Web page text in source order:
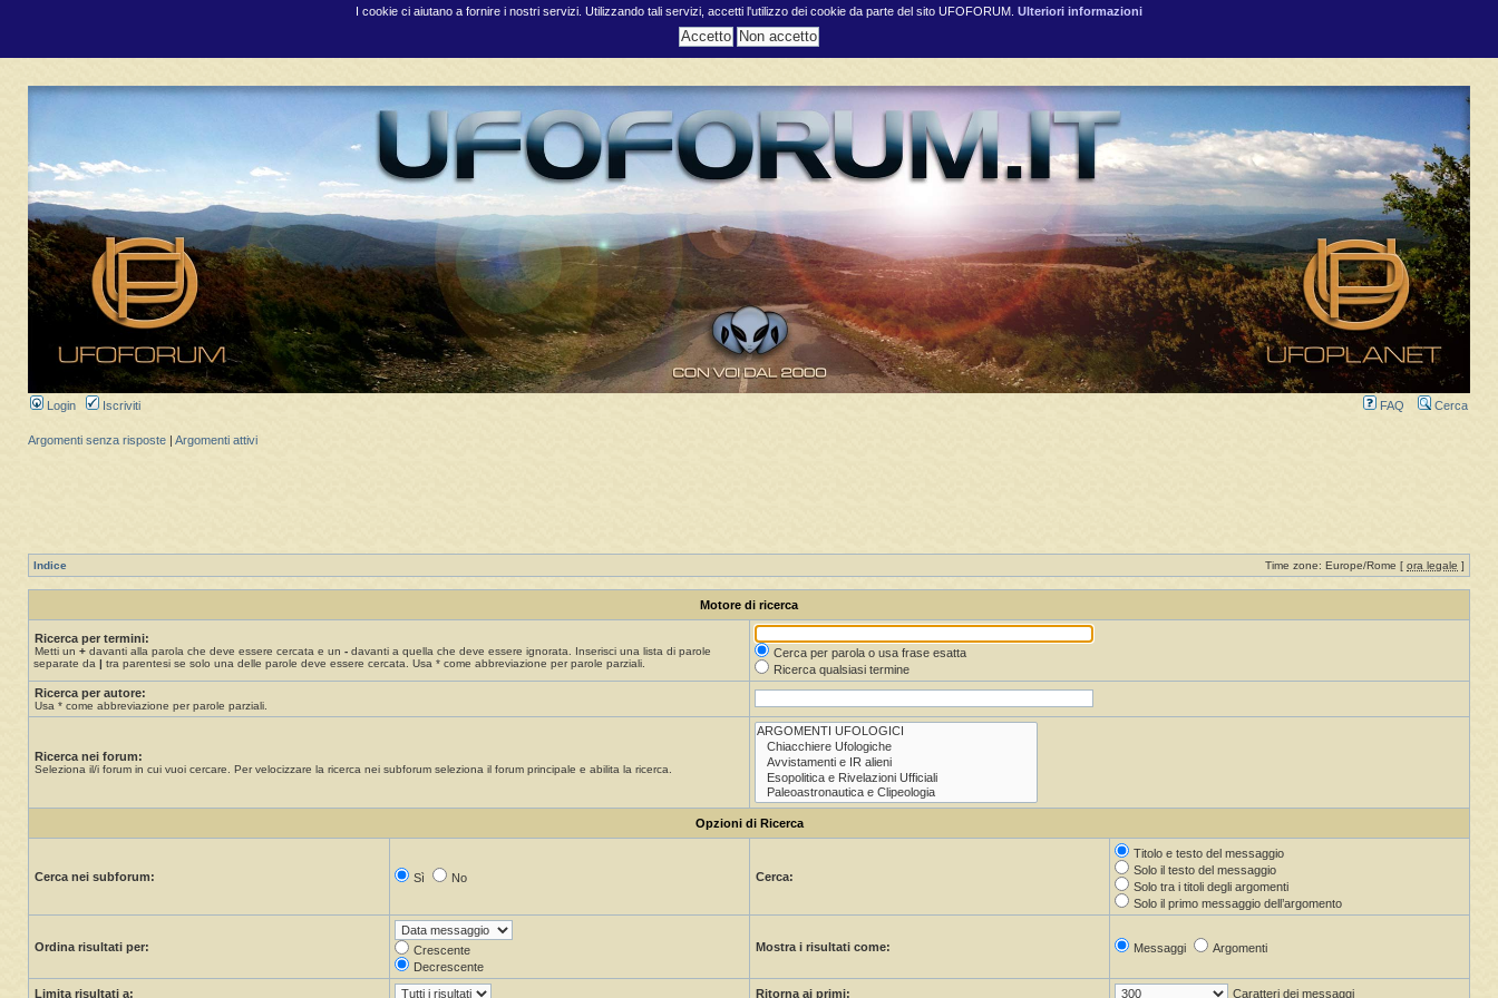
I cookie ci aiutano a fornire i nostri servizi. Utilizzando tali servizi, accetti l'utilizzo dei cookie da parte del sito UFOFORUM. Ulteriori informazioni
Login Iscriviti FAQ Cerca
Argomenti senza risposte Argomenti attivi
Indice Time zone: Europe/Rome [ ora legale ]
Motore di ricerca
Ricerca per termini:
Metti un + davanti alla parola che deve essere cercata e un - davanti a quella che deve essere ignorata. Inserisci una lista di parole
separate da
tra parentesi se solo una delle parole deve essere cercata. Usa * come abbreviazione per parole parziali.
Cerca per parola o usa frase esatta
Ricerca qualsiasi termine
Ricerca per autore:
Usa * come abbreviazione per parole parziali.
Ricerca nei forum:
Seleziona il/i forum in cui vuoi cercare. Per velocizzare la ricerca nei subforum seleziona il forum principale e abilita la ricerca.
Opzioni di Ricerca
Cerca nei subforum: Sì No Cerca:
Titolo e testo del messaggio
Solo il testo del messaggio
Solo tra i titoli degli argomenti
Solo il primo messaggio dell’argomento
Ordina risultati per:
Crescente
Decrescente
Mostra i risultati come: Messaggi Argomenti
Limita risultati a: Ritorna ai primi: Caratteri dei messaggi